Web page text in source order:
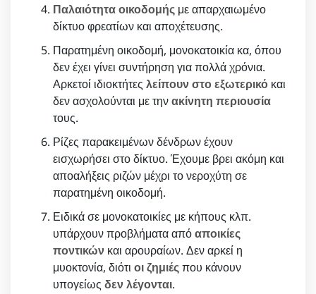
Παλαιότητα οικοδομής με απαρχαιωμένο
δίκτυο φρεατίων και αποχέτευσης.
Παρατημένη οικοδομή, μονοκατοικία κα, όπου
δεν έχει γίνει συντήρηση για πολλά χρόνια.
Αρκετοί ιδιοκτήτες λείπουν στο εξωτερικό και
δεν ασχολούνται με τηνακίνητη περιουσία
τους.
Ρίζες παρακειμένων δένδρων έχουν
εισχωρήσει στο δίκτυο. Έχουμε βρει ακόμη και
αποαλήξεις ριζών μέχρι το νεροχύτη σε
παρατημένη οικοδομή.
Ειδικά σε μονοκατοικίες με κήπους κλπ.
υπάρχουν προβλήματα απόαποικίες
ποντικών και αρουραίων. Δεν αρκεί η
μυοκτονία, διότι οι ζημιέςπου κάνουν
υπογείως δεν λέγονται.